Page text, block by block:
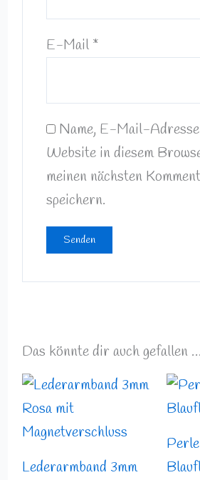
E-Mail *
Name, E-Mail-
Website in diesem
meinen nächsten
speichern.
Das könnte dir auch gefallen …
Lederarmband 3mm